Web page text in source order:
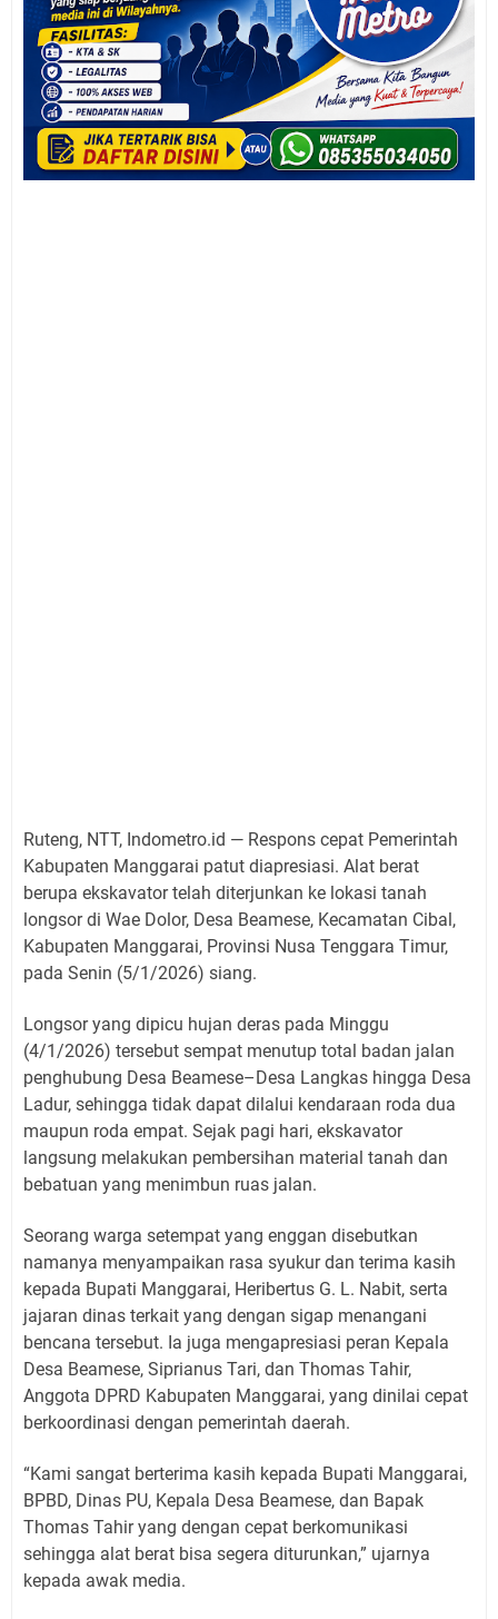
Ruteng, NTT, Indometro.id — Respons cepat Pemerintah
Kabupaten Manggarai patut diapresiasi. Alat berat
berupa ekskavator telah diterjunkan ke lokasi tanah
longsor di Wae Dolor, Desa Beamese, Kecamatan Cibal,
Kabupaten Manggarai, Provinsi Nusa Tenggara Timur,
pada Senin (5/1/2026) siang.
Longsor yang dipicu hujan deras pada Minggu
(4/1/2026) tersebut sempat menutup total badan jalan
penghubung Desa Beamese–Desa Langkas hingga Desa
Ladur, sehingga tidak dapat dilalui kendaraan roda dua
maupun roda empat. Sejak pagi hari, ekskavator
langsung melakukan pembersihan material tanah dan
bebatuan yang menimbun ruas jalan.
Seorang warga setempat yang enggan disebutkan
namanya menyampaikan rasa syukur dan terima kasih
kepada Bupati Manggarai, Heribertus G. L. Nabit, serta
jajaran dinas terkait yang dengan sigap menangani
bencana tersebut. Ia juga mengapresiasi peran Kepala
Desa Beamese, Siprianus Tari, dan Thomas Tahir,
Anggota DPRD Kabupaten Manggarai, yang dinilai cepat
berkoordinasi dengan pemerintah daerah.
“Kami sangat berterima kasih kepada Bupati Manggarai,
BPBD, Dinas PU, Kepala Desa Beamese, dan Bapak
Thomas Tahir yang dengan cepat berkomunikasi
sehingga alat berat bisa segera diturunkan,” ujarnya
kepada awak media.